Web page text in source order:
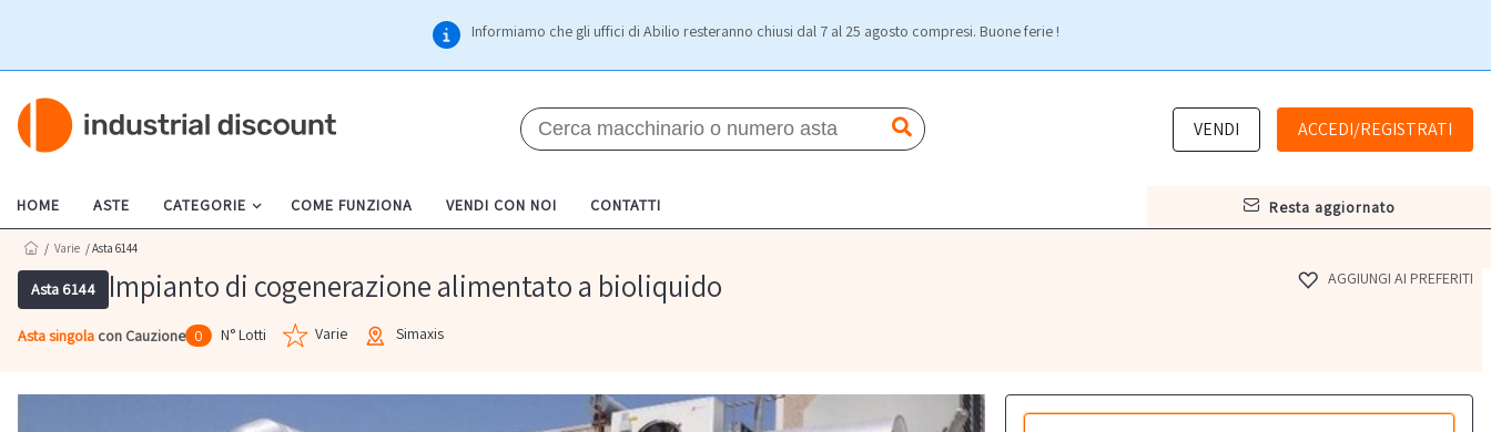
Informiamo che gli uffici di Abilio resteranno chiusi dal 7 al 25 agosto compresi. Buone ferie !
VENDI ACCEDI/REGISTRATI
HOME ASTE CATEGORIE COME FUNZIONA VENDI CON NOI CONTATTI resta aggiornato
/ Varie / Asta 6144
Asta 6144 Impianto di cogenerazione alimentato a bioliquido
Asta singola con Cauzione 0 N° Lotti Varie Simaxis
AGGIUNGI AI PREFERITI